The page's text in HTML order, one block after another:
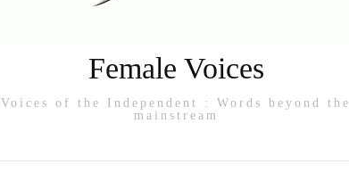
Female Voices
Voices of the Independent : Words beyond the
mainstream